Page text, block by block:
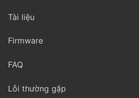
Tài liệu
Firmware
FAQ
Lỗi thường gặp